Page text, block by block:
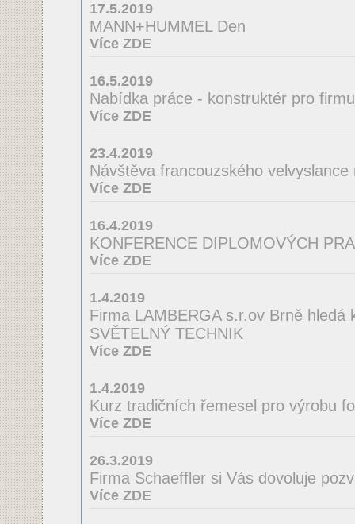
17.5.2019
MANN+HUMMEL Den
Více ZDE
16.5.2019
Nabídka práce - konstruktér pro
Více ZDE
23.4.2019
Návštěva francouzského velvyslance
Více ZDE
16.4.2019
KONFERENCE DIPLOMOVÝCH
Více ZDE
1.4.2019
Firma LAMBERGA s.r.ov Brně hledá
SVĚTELNÝ TECHNIK
Více ZDE
1.4.2019
Kurz tradičních řemesel pro výrobu
Více ZDE
26.3.2019
Firma Schaeffler si Vás dovoluje
Více ZDE